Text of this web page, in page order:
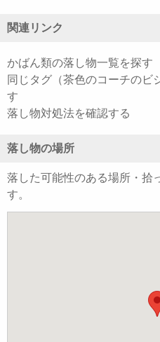
関連リンク
かばん類の落し物一覧を探す
同じタグ（茶色のコーチのビ
す
落し物対処法を確認する
落し物の場所
落した可能性のある場所・拾
す。